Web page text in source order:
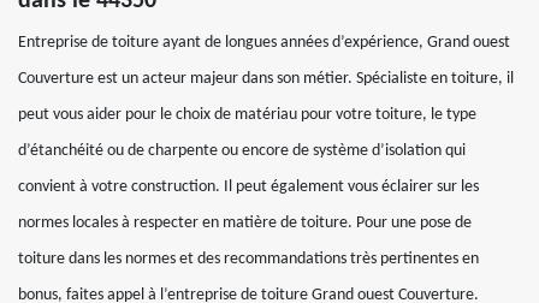
Entreprise de toiture ayant de longues années d’expérience, Grand ouest
Couverture est un acteur majeur dans son métier. Spécialiste en toiture, il
peut vous aider pour le choix de matériau pour votre toiture, le type
d’étanchéité ou de charpente ou encore de système d’isolation qui
convient à votre construction. Il peut également vous éclairer sur les
normes locales à respecter en matière de toiture. Pour une pose de
toiture dans les normes et des recommandations très pertinentes en
bonus, faites appel à l’entreprise de toiture Grand ouest Couverture.